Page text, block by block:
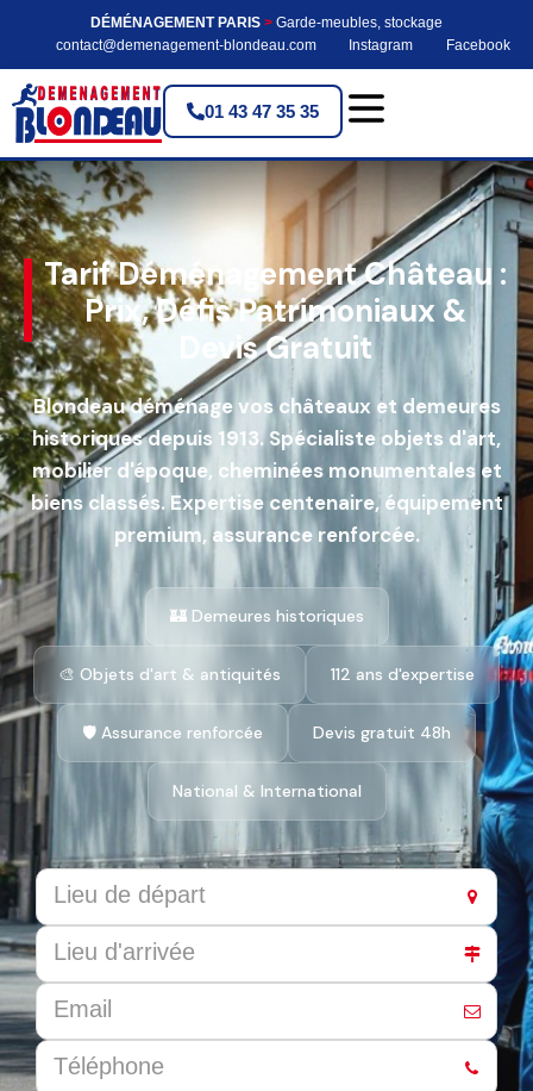
DÉMÉNAGEMENT PARIS > Garde-meubles, stockage
contact@demenagement-blondeau.com
Instagram Facebook
01 43 47 35 35
Tarif Déménagement Château :
Prix, Défis Patrimoniaux &
Devis Gratuit
Blondeau déménage vos châteaux et demeures
historiques depuis 1913. Spécialiste objets d'art,
mobilier d'époque, cheminées monumentales et
biens classés. Expertise centenaire, équipement
premium, assurance renforcée.
🏰 Demeures historiques
🎨 Objets d'art & antiquités 112 ans d'expertise
🛡️ Assurance renforcée Devis gratuit 48h
National & International